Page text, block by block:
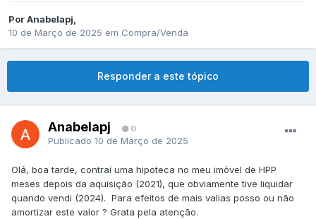
PorAnabelapj,
10 de Março de 2025 em Compra/Venda
Responder a este tópico
Anabelapj 0
Publicado 10 de Março de 2025
Olá, boa tarde, contraí uma hipoteca no meu imóvel de HPP
meses depois da aquisição (2021), que obviamente tive liquidar
quando vendi (2024). Para efeitos de mais valias posso ou não
amortizar este valor ? Grata pela atenção.